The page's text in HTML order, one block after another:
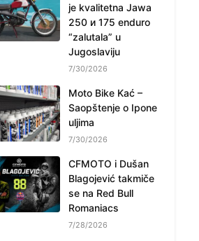
je kvalitetna Jawa
250 и 175 enduro
“zalutala” u
Jugoslaviju
7/30/2026
Moto Bike Kać –
Saopštenje o Ipone
uljima
7/30/2026
CFMOTO i Dušan
Blagojević takmiče
se na Red Bull
Romaniacs
7/28/2026